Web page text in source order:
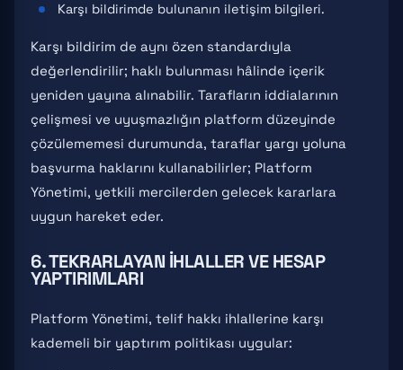
Karşı bildirimde bulunanın iletişim bilgileri.
Karşı bildirim de aynı özen standardıyla
değerlendirilir; haklı bulunması hâlinde içerik
yeniden yayına alınabilir. Tarafların iddialarının
çelişmesi ve uyuşmazlığın platform düzeyinde
çözülememesi durumunda, taraflar yargı yoluna
başvurma haklarını kullanabilirler; Platform
Yönetimi, yetkili mercilerden gelecek kararlara
uygun hareket eder.
6. TEKRARLAYAN İHLALLER VE HESAP
YAPTIRIMLARI
Platform Yönetimi, telif hakkı ihlallerine karşı
kademeli bir yaptırım politikası uygular: